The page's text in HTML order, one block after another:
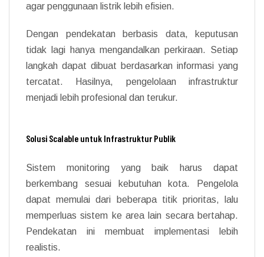
agar penggunaan listrik lebih efisien.
Dengan pendekatan berbasis data, keputusan
tidak lagi hanya mengandalkan perkiraan. Setiap
langkah dapat dibuat berdasarkan informasi yang
tercatat. Hasilnya, pengelolaan infrastruktur
menjadi lebih profesional dan terukur.
Solusi Scalable untuk Infrastruktur Publik
Sistem monitoring yang baik harus dapat
berkembang sesuai kebutuhan kota. Pengelola
dapat memulai dari beberapa titik prioritas, lalu
memperluas sistem ke area lain secara bertahap.
Pendekatan ini membuat implementasi lebih
realistis.